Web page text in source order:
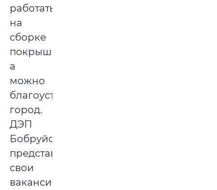
работать
на
сборке
покрышек,
а
можно
благоустраивать
город.
ДЭП
Бобруйска
представил
свои
вакансии: